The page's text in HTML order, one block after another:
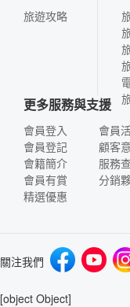
旅遊攻略
更多服務與支援
會員登入
會員登記
會籍簡介
會員有賞
精選優惠
會員
顧客
服務
分銷
關注我們
[object Object]